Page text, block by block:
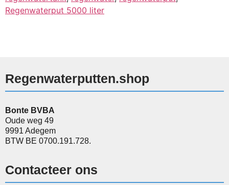
Regenwaterput 5000 liter
Regenwaterputten.shop
Bonte BVBA
Oude weg 49
9991 Adegem
BTW BE 0700.191.728.
Contacteer ons